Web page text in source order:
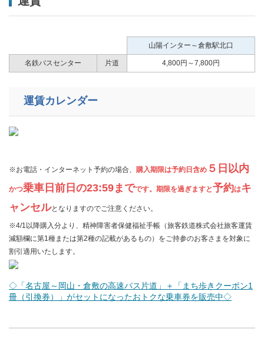
山陽インター～倉敷駅北口
名鉄バスセンター 片道 4,800円～7,800円
運賃カレンダー
​※お電話・インターネット予約の場合、 購入期限は予約日含め ５日以内
かつ乗車日前日の23:59までです。期限を過ぎますと予約はキ
ャンセルとなりますのでご注意ください。
※4/1以降購入分より、精神障害者保健福祉手帳（旅客鉄道株式会社旅客運賃
減額欄に第1種または第2種の記載があるもの）をご持参のお客さまを対象に
割引適用いたします。
◇「名古屋～岡山・倉敷の高速バス片道」＋「まち歩きクーポン1
冊（引換券）」がセットになったおトクな乗車券を販売中◇